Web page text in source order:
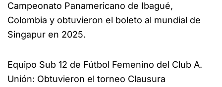
Campeonato Panamericano de Ibagué,
Colombia y obtuvieron el boleto al mundial de
Singapur en 2025.
Equipo Sub 12 de Fútbol Femenino del Club A.
Unión: Obtuvieron el torneo Clausura